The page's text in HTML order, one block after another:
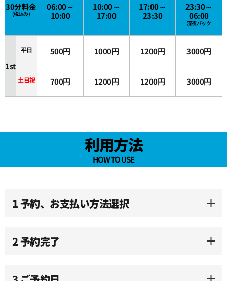
30分料金
(税込み)
06:00～
10:00
10:00～
17:00
17:00～
23:30
23:30～
06:00
深夜パック
1st
平日 500円 1000円 1200円 3000円
土日祝 700円 1200円 1200円 3000円
利用方法
HOW TO USE
1 予約、お支払い方法選択
2 予約完了